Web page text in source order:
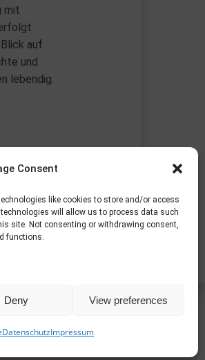
Consent
like cookies to store and/or access
will allow us to process data such
site. Not consenting or withdrawing consent,
functions.
Deny View preferences
DatenschutzImpressum
mit
auf
und
lebendig.